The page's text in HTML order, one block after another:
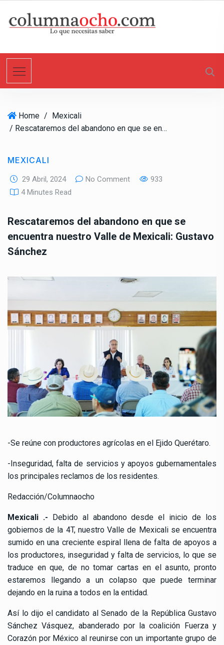
t
Home / Mexicali
/ Rescataremos del abandono en que se encuentra nuestro Valle de Mexicali: Gustavo Sánchez
MEXICALI
29 Abril, 2024 No Comment
933
4 Minutes Read
Rescataremos del abandono en que se
encuentra nuestro Valle de Mexicali: Gustavo
Sánchez
-Se reúne con productores agrícolas en el Ejido Querétaro.
-Inseguridad, falta de servicios y apoyos gubernamentales
los principales reclamos de los residentes.
Redacción/Columnaocho
Mexicali .- Debido al abandono desde el inicio de los
gobiernos de la 4T, nuestro Valle de Mexicali se encuentra
sumido en una creciente espiral llena de falta de apoyos a
los productores, inseguridad y falta de servicios, lo que se
traduce en que, de no tomar cartas en el asunto, pronto
estaremos llegando a un colapso que puede terminar
dejando en la ruina a todos en la entidad.
Así lo dijo el candidato al Senado de la República Gustavo
Sánchez Vásquez, abanderado por la coalición Fuerza y
Corazón por México al reunirse con un importante grupo de